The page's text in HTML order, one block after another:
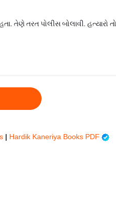
તેણે તરત પોલીસ બોલાવી. હત્યારો તો
| Hardik Kaneriya Books PDF